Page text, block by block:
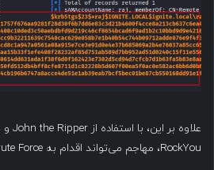
RockYou، مهاجم می‌تواند اقدام به Brute Force رمزعبورهای ضعیف نماید.